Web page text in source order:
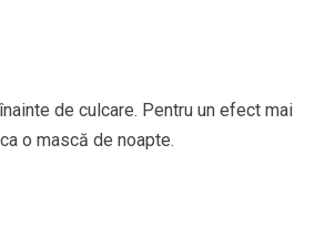
de culcare. Pentru un efect mai
o mască de noapte.